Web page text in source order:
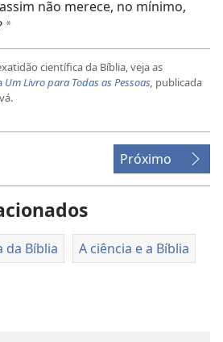
não merece, no mínimo,
*
científica da Bíblia, veja as
Um Livro para Todas as Pessoas, publicada
Próximo
da Bíblia A ciência e a Bíblia